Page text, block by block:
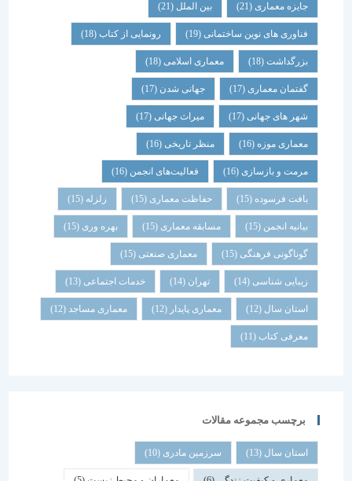
جایزه معماری (21) بین الملل(21)
فناوری های نوین ساختمانی(19) رونمایی از کتاب (18)
بزرگداشت (18) معماری اسلامی(18)
گفتمان معماری (17) جهانی شدن(17)
شهر های جهانی(17) میراث جهانی(17)
معماری موزه(16) منظر تاریخی (16)
مرمت و بازسازی(16) فعالیت‌های انجمن(16)
بافت فرسوده (15) حفاظت معماری (15) زلزله
بیانیه انجمن(15) مسابقه معماری (15) بهره وری(15)
گوناگونی فرهنگی (15) معماری صنعتی(15)
زیبایی شناسی (14) تهران خدمات اجتماعی (13)
استان سال(12) معماری پایدار (12) معماری مساجد(12)
معرفی کتاب(11)
برچسب مجموعه مقالات
استان سال(13) سرزمین مادری(10)